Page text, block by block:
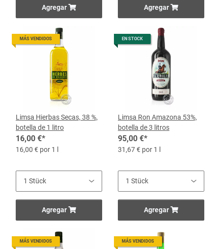
Agregar Agregar
MÁS VENDIDOS
Limsa Hierbas Secas, 38 %,
botella de 1 litro
16,00 €*
16,00 € por 1 l
Agregar
EN STOCK
Limsa Ron Amazona 53%,
botella de 3 litros
95,00 €*
31,67 € por 1 l
Agregar
MÁS VENDIDOS MÁS VENDIDOS